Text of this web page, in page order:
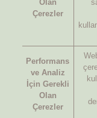
Olan
Çerezler
Performans
ve Analiz
İçin Gerekli
Olan
Çerezler